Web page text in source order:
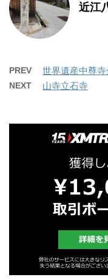
近江
PREV 世界遺産中尊
NEXT 山寺立石寺